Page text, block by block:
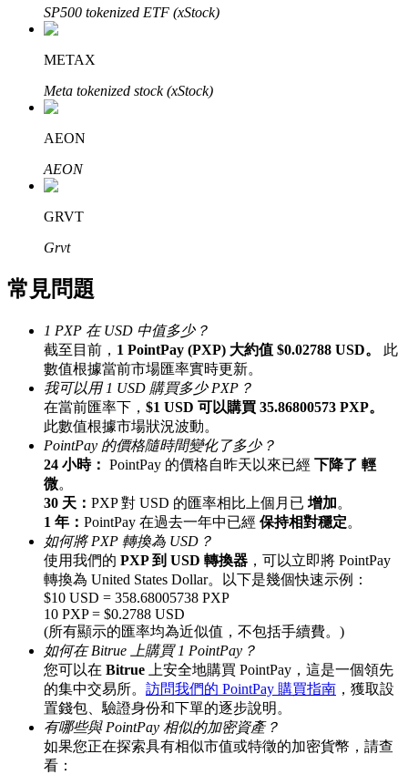
合夥人計劃
邀请好友
邀請朋友獲得現金獎勵
BTC 專享獎勵
BTC 專享獎勵
SP500 tokenized ETF (xStock)
METAX
Meta tokenized stock (xStock)
AEON
AEON
GRVT
Grvt
常見問題
1 PXP 在 USD 中值多少？
截至目前， 1 PointPay (PXP) 大約值 $0.02788 USD。
此
數值根據當前市場匯率實時更新。
我可以用 1 USD 購買多少 PXP？
在當前匯率下， $1 USD 可以購買 35.86800573 PXP。
此數值根據市場狀況波動。
PointPay 的價格隨時間變化了多少？
24 小時： PointPay 的價格自昨天以來已經 下降了 輕
微。
30 天： PXP 對 USD 的匯率相比上個月已 增加。
1 年： PointPay 在過去一年中已經 保持相對穩定。
如何將 PXP 轉換為 USD？
使用我們的 PXP 到 USD 轉換器 ，可以立即將 PointPay
轉換為 United States Dollar。以下是幾個快速示例：
$10 USD = 358.68005738 PXP
10 PXP = $0.2788 USD
(所有顯示的匯率均為近似值，不包括手續費。)
如何在 Bitrue 上購買 1 PointPay？
您可以在 Bitrue 上安全地購買 PointPay，這是一個領先
的集中交易所。 訪問我們的 PointPay 購買指南 ，獲取設
置錢包、驗證身份和下單的逐步說明。
有哪些與 PointPay 相似的加密資產？
如果您正在探索具有相似市值或特徵的加密貨幣，請查
看：